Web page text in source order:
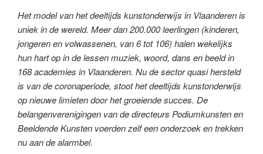
Het model van het deeltijds kunstonderwijs in Vlaanderen is
uniek in de wereld. Meer dan 200.000 leerlingen (kinderen,
jongeren en volwassenen, van 6 tot 106) halen wekelijks
hun hart op in de lessen muziek, woord, dans en beeld in
168 academies in Vlaanderen. Nu de sector quasi hersteld
is van de coronaperiode, stoot het deeltijds kunstonderwijs
op nieuwe limieten door het groeiende succes. De
belangenverenigingen van de directeurs Podiumkunsten en
Beeldende Kunsten voerden zelf een onderzoek en trekken
nu aan de alarmbel.